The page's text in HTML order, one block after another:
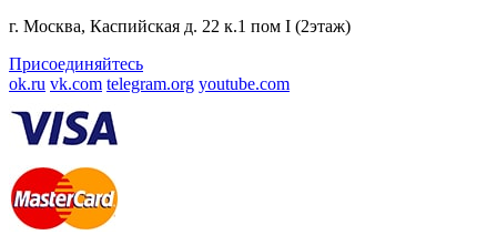
г. Москва, Каспийская д. 22 к.1 пом I (2этаж)
Присоединяйтесь
ok.ru vk.com telegram.org youtube.com